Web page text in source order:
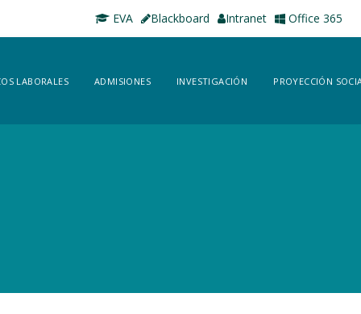
EVA Blackboard Intranet Office 365
LABORALES ADMISIONES INVESTIGACIÓN PROYECCIÓN